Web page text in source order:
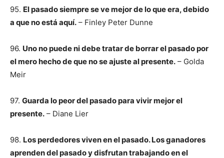
95. El pasado siempre se ve mejor de lo que era, debido
a que no está aquí. – Finley Peter Dunne
96. Uno no puede ni debe tratar de borrar el pasado por
el mero hecho de que no se ajuste al presente. – Golda
Meir
97. Guarda lo peor del pasado para vivir mejor el
presente. – Diane Lier
98. Los perdedores viven en el pasado. Los ganadores
aprenden del pasado y disfrutan trabajando en el